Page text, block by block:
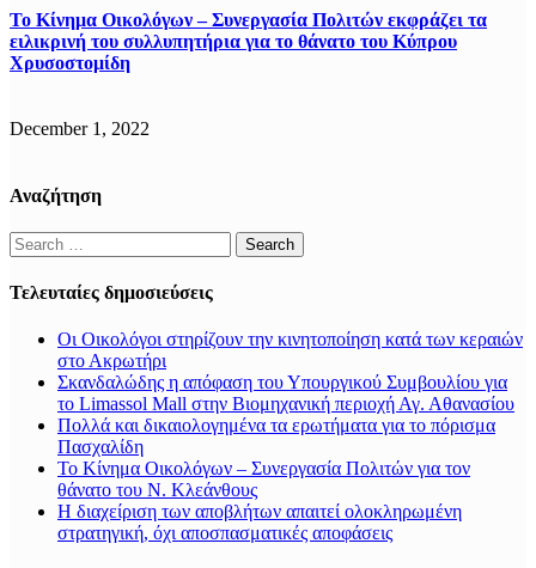
Το Κίνημα Οικολόγων – Συνεργασία Πολιτών εκφράζει τα
ειλικρινή του συλλυπητήρια για το θάνατο του Κύπρου
Χρυσοστομίδη
December 1, 2022
Αναζήτηση
Search
for:
Τελευταίες δημοσιεύσεις
Οι Οικολόγοι στηρίζουν την κινητοποίηση κατά των κεραιών
στο Ακρωτήρι
Σκανδαλώδης η απόφαση του Υπουργικού Συμβουλίου για
το Limassol Mall στην Βιομηχανική περιοχή Αγ. Αθανασίου
Πολλά και δικαιολογημένα τα ερωτήματα για το πόρισμα
Πασχαλίδη
Το Κίνημα Οικολόγων – Συνεργασία Πολιτών για τον
θάνατο του Ν. Κλεάνθους
Η διαχείριση των αποβλήτων απαιτεί ολοκληρωμένη
στρατηγική, όχι αποσπασματικές αποφάσεις